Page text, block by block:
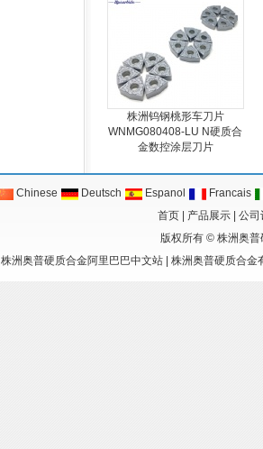
株洲钨钢桃形车刀片
WNMG080408-LU N硬质合
金数控涂层刀片
Chinese Deutsch Espanol
Francais
首页
产品展示
公司
版权所有 © 株洲奥普
株洲奥普硬质合金阿里巴巴中文站| 株洲奥普硬质合金